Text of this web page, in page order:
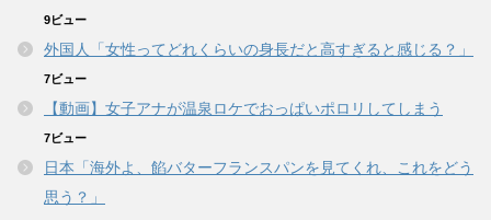
9ビュー
外国人「女性ってどれくらいの身長だと高すぎると感じる？」
7ビュー
【動画】女子アナが温泉ロケでおっぱいポロリしてしまう
7ビュー
日本「海外よ、餡バターフランスパンを見てくれ、これをどう
思う？」